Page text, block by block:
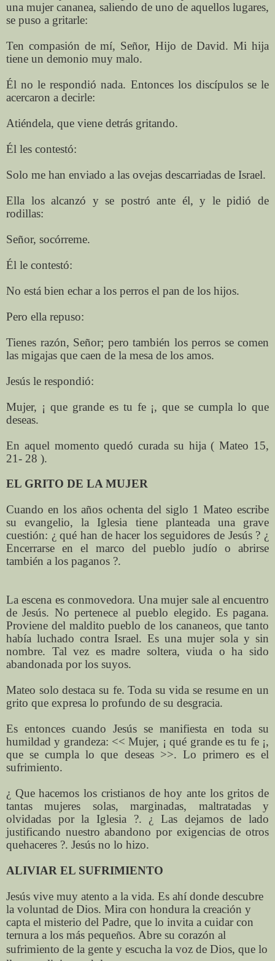
una mujer cananea, saliendo de uno de aquellos lugares,
se puso a gritarle:
Ten compasión de mí, Señor, Hijo de David. Mi hija
tiene un demonio muy malo.
Él no le respondió nada. Entonces los discípulos se le
acercaron a decirle:
Atiéndela, que viene detrás gritando.
Él les contestó:
Solo me han enviado a las ovejas descarriadas de Israel.
Ella los alcanzó y se postró ante él, y le pidió de
rodillas:
Señor, socórreme.
Él le contestó:
No está bien echar a los perros el pan de los hijos.
Pero ella repuso:
Tienes razón, Señor; pero también los perros se comen
las migajas que caen de la mesa de los amos.
Jesús le respondió:
Mujer, ¡ que grande es tu fe ¡, que se cumpla lo que
deseas.
En aquel momento quedó curada su hija ( Mateo 15,
21- 28 ).
EL GRITO DE LA MUJER
Cuando en los años ochenta del siglo 1 Mateo escribe
su evangelio, la Iglesia tiene planteada una grave
cuestión: ¿ qué han de hacer los seguidores de Jesús ? ¿
Encerrarse en el marco del pueblo judío o abrirse
también a los paganos ?.
La escena es conmovedora. Una mujer sale al encuentro
de Jesús. No pertenece al pueblo elegido. Es pagana.
Proviene del maldito pueblo de los cananeos, que tanto
había luchado contra Israel. Es una mujer sola y sin
nombre. Tal vez es madre soltera, viuda o ha sido
abandonada por los suyos.
Mateo solo destaca su fe. Toda su vida se resume en un
grito que expresa lo profundo de su desgracia.
Es entonces cuando Jesús se manifiesta en toda su
humildad y grandeza: << Mujer, ¡ qué grande es tu fe ¡,
que se cumpla lo que deseas >>. Lo primero es el
sufrimiento.
¿ Que hacemos los cristianos de hoy ante los gritos de
tantas mujeres solas, marginadas, maltratadas y
olvidadas por la Iglesia ?. ¿ Las dejamos de lado
justificando nuestro abandono por exigencias de otros
quehaceres ?. Jesús no lo hizo.
ALIVIAR EL SUFRIMIENTO
Jesús vive muy atento a la vida. Es ahí donde descubre
la voluntad de Dios. Mira con hondura la creación y
capta el misterio del Padre, que lo invita a cuidar con
ternura a los más pequeños. Abre su corazón al
sufrimiento de la gente y escucha la voz de Dios, que lo